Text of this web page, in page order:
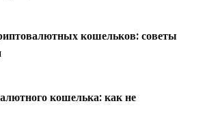
кошельков: советы
кошелька: как не